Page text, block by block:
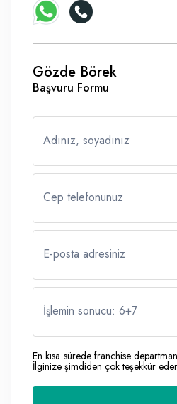
Gözde Börek
Başvuru Formu
Adınız, soyadınız
Cep telefonunuz
E-posta adresiniz
İşlemin sonucu: 6+7
En kısa sürede franchise
İlginize şimdiden çok teşekkür